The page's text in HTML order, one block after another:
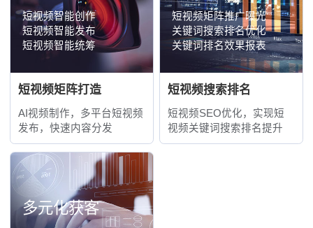
短视频智能创作
短视频智能发布
短视频智能统筹
短视频矩阵打造
AI视频制作，多平台短视频
发布，快速内容分发
短视频矩阵推广曝光
关键词搜索排名优化
关键词排名效果报表
短视频搜索排名
短视频SEO优化，实现短
视频关键词搜索排名提升
多元化获客